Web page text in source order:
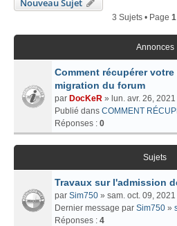
Nouveau Sujet
3 Sujets • Page 1
Annonces
Comment récupérer
migration du forum
par DocKeR » lun. avr. 26,
Publié dans COMMENT
Réponses : 0
Sujets
Travaux sur l'admission
par Sim750 » sam. oct. 09,
Dernier message par Sim750 »
Réponses : 4